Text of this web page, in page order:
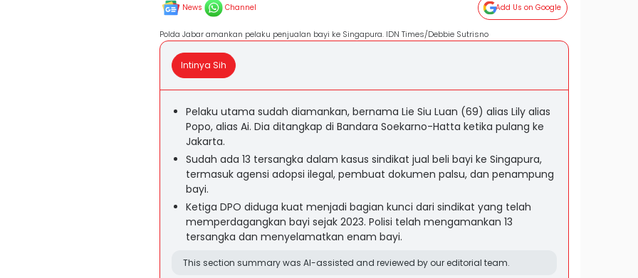
News Channel Add Us on Google
Polda Jabar amankan pelaku penjualan bayi ke Singapura. IDN Times/Debbie Sutrisno
Intinya Sih
Pelaku utama sudah diamankan, bernama Lie Siu Luan (69) alias Lily alias
Popo, alias Ai. Dia ditangkap di Bandara Soekarno-Hatta ketika pulang ke
Jakarta.
Sudah ada 13 tersangka dalam kasus sindikat jual beli bayi ke Singapura,
termasuk agensi adopsi ilegal, pembuat dokumen palsu, dan penampung
bayi.
Ketiga DPO diduga kuat menjadi bagian kunci dari sindikat yang telah
memperdagangkan bayi sejak 2023. Polisi telah mengamankan 13
tersangka dan menyelamatkan enam bayi.
This section summary was AI-assisted and reviewed by our editorial team.